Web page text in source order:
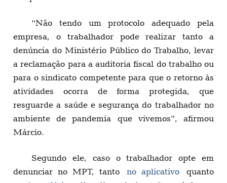
“Não tendo um protocolo adequado pela
empresa, o trabalhador pode realizar tanto a
denúncia do Ministério Público do Trabalho, levar
a reclamação para a auditoria fiscal do trabalho ou
para o sindicato competente para que o retorno às
atividades ocorra de forma protegida, que
resguarde a saúde e segurança do trabalhador no
ambiente de pandemia que vivemos”, afirmou
Márcio.
Segundo ele, caso o trabalhador opte em
denunciar no MPT, tanto no aplicativo quanto